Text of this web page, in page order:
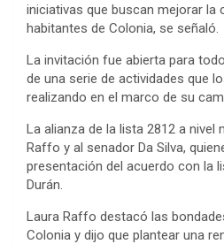
iniciativas que buscan mejorar la
habitantes de Colonia, se señaló.
La invitación fue abierta para
de una serie de actividades que
realizando en el marco de su
La alianza de la lista 2812 a nivel
Raffo y al senador Da Silva,
presentación del acuerdo con la
Durán.
Laura Raffo destacó las
Colonia y dijo que plantear una